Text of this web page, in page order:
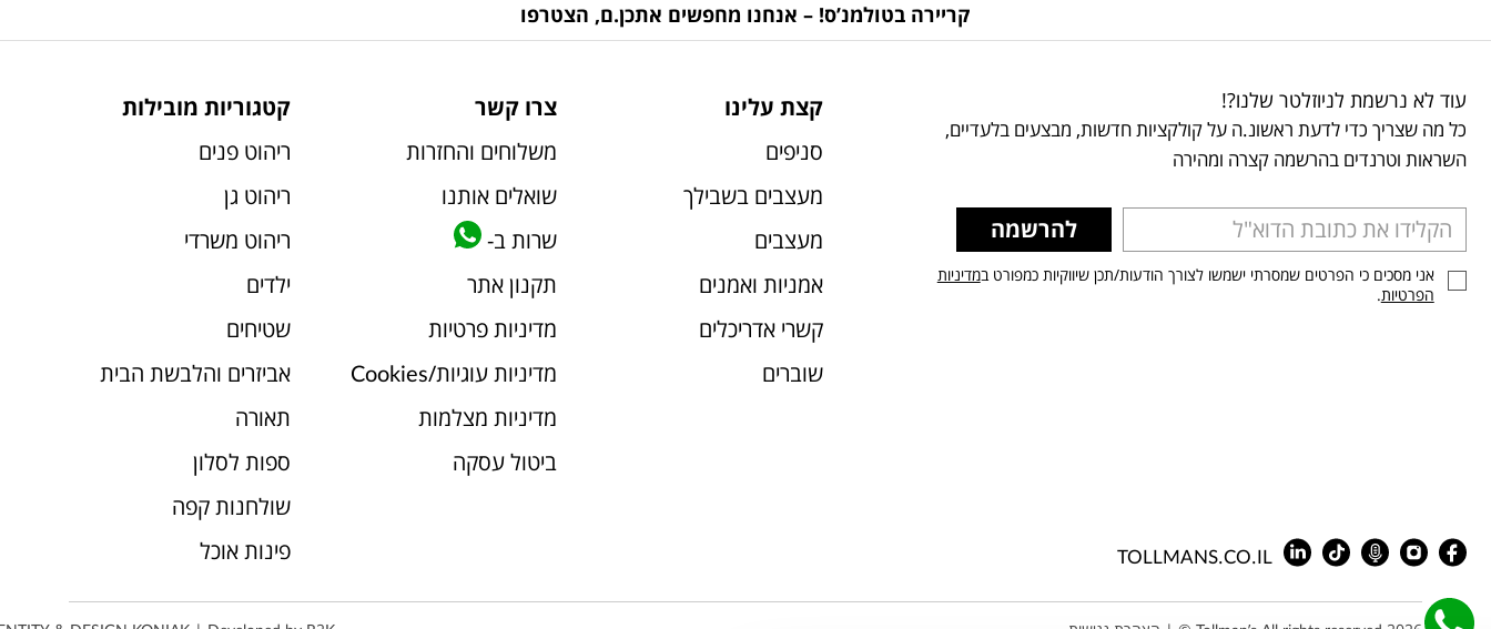
קריירה בטולמנ’ס! – אנחנו מחפשים אתכן.ם, הצטרפו
עוד לא נרשמת לניוזלטר שלנו?!
כל מה שצריך כדי לדעת ראשונ.ה על קולקציות חדשות, מבצעים בלעדיים,
השראות וטרנדים בהרשמה קצרה ומהירה
להרשמה
אני מסכים כי הפרטים שמסרתי ישמשו לצורך הודעות/תכן שיווקיות כמפורט במדיניות
הפרטיות.
TOLLMANS.CO.IL
קצת עלינו
סניפים
מעצבים בשבילך
מעצבים
אמניות ואמנים
קשרי אדריכלים
שוברים
צרו קשר
משלוחים והחזרות
שואלים אותנו
שרות ב-
תקנון אתר
מדיניות פרטיות
מדיניות עוגיות/Cookies
מדיניות מצלמות
ביטול עסקה
קטגוריות מובילות
ריהוט פנים
ריהוט גן
ריהוט משרדי
ילדים
שטיחים
אביזרים והלבשת הבית
תאורה
ספות לסלון
שולחנות קפה
פינות אוכל